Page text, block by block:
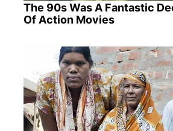
The 90s Was A Fantastic
Of Action Movies